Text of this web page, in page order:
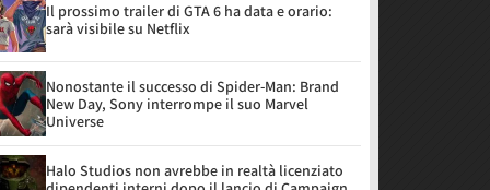
Il prossimo trailer di GTA 6 ha data e orario:
sarà visibile su Netflix
Nonostante il successo di Spider-Man: Brand
New Day, Sony interrompe il suo Marvel
Universe
Halo Studios non avrebbe in realtà licenziato